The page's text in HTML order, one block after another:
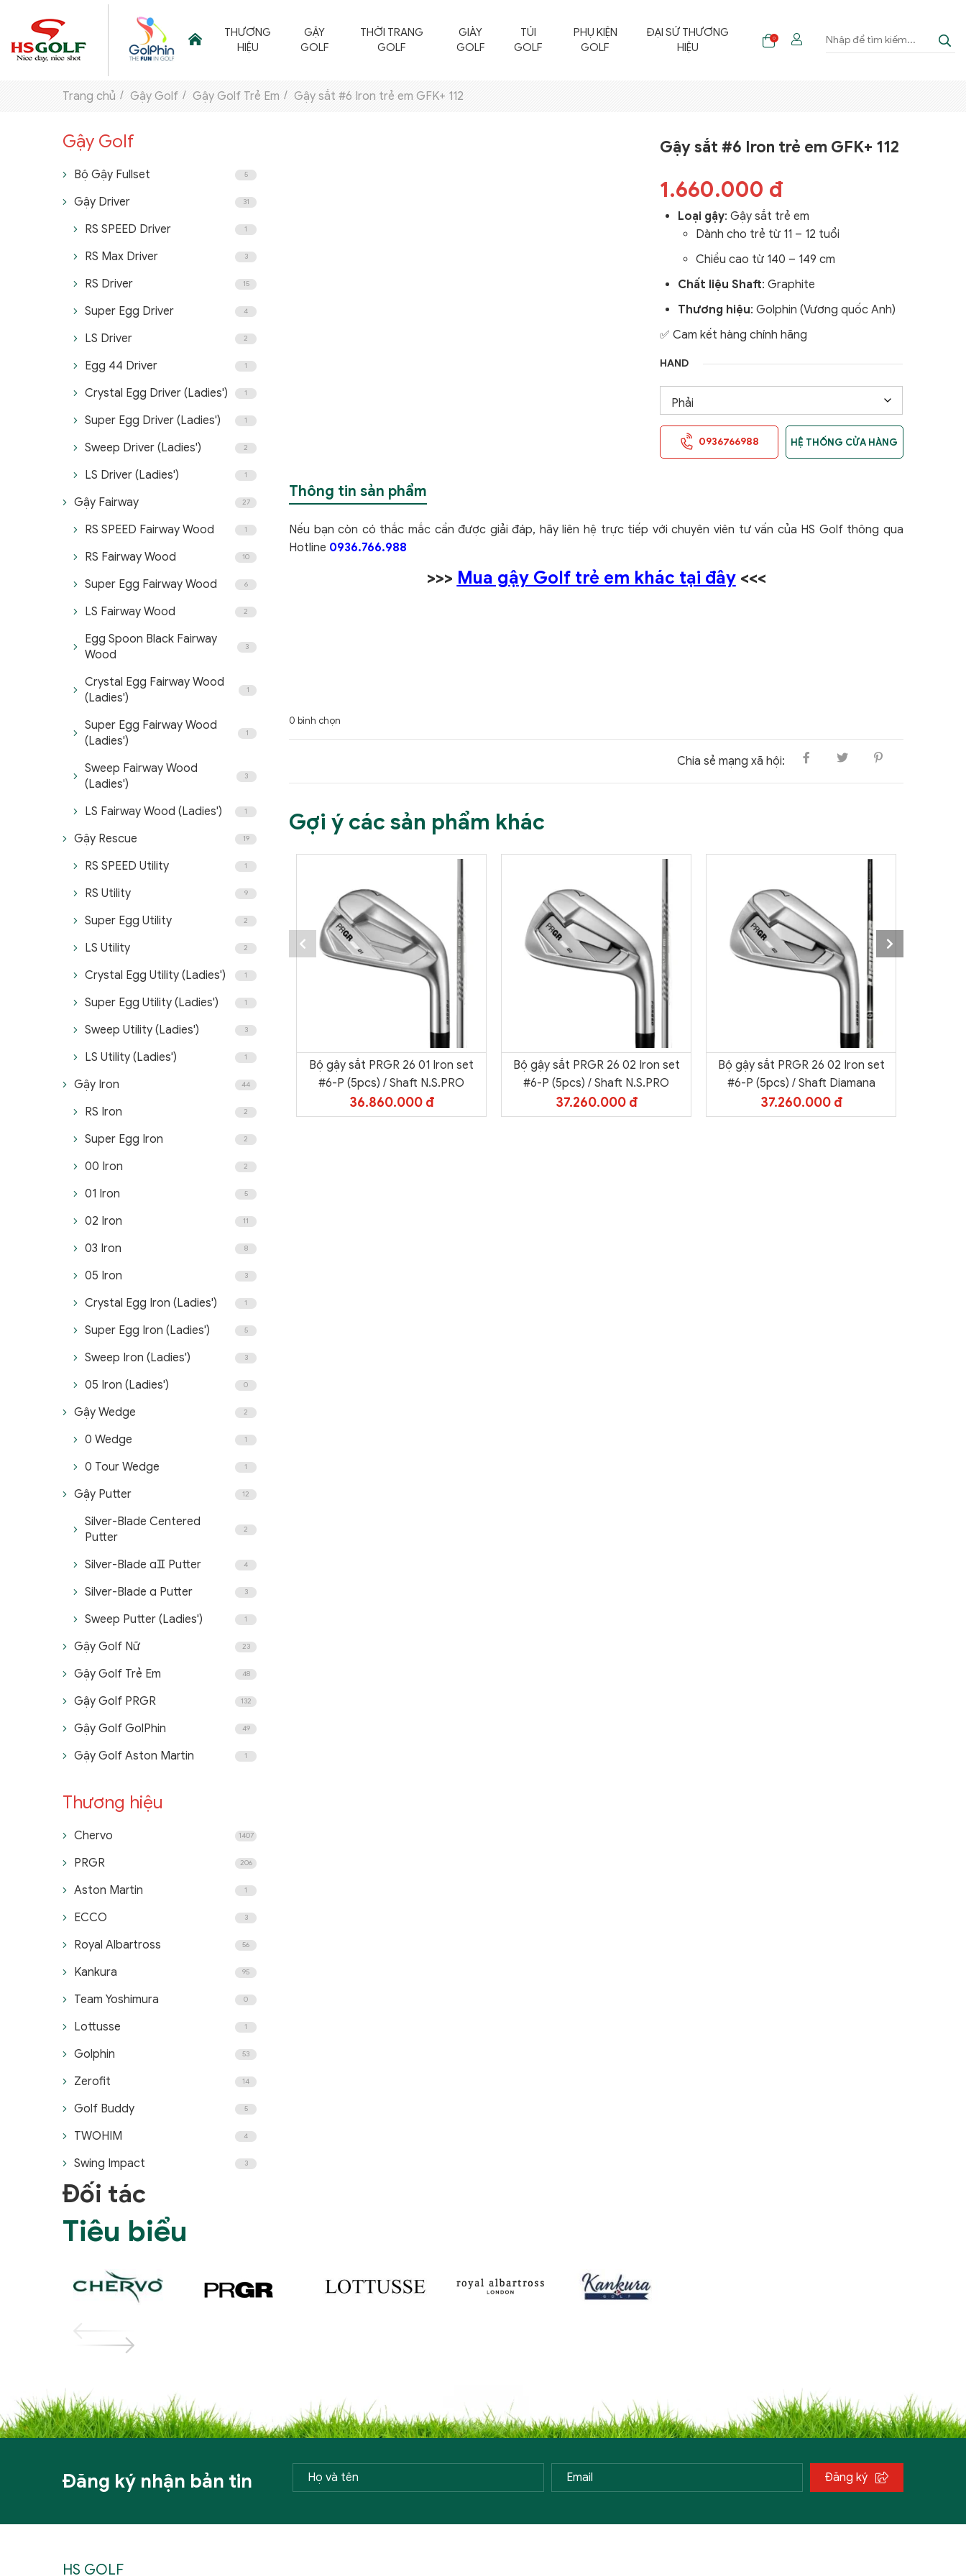
PHỤ KIỆN GOLF
ĐẠI SỨ THƯƠNG HIỆU
THƯƠNG
HIỆU
GẬY
GOLF
THỜI TRANG
GOLF
GIÀY
GOLF
TÚI
GOLF
PHỤ KIỆN
GOLF
ĐẠI SỨ THƯƠNG
HIỆU
0
Trang chủ Gậy Golf Gậy Golf Trẻ Em Gậy sắt #6 Iron trẻ em GFK+ 112
Gậy sắt #6 Iron trẻ em GFK+ 112
1.660.000 đ
Loại gậy: Gậy sắt trẻ em
Dành cho trẻ từ 11 – 12 tuổi
Chiều cao từ 140 – 149 cm
Chất liệu Shaft: Graphite
Thương hiệu: Golphin (Vương quốc Anh)
✅ Cam kết hàng chính hãng
HAND
0936766988 HỆ THỐNG CỬA HÀNG
Thông tin sản phẩm
Nếu bạn còn có thắc mắc cần được giải đáp, hãy liên hệ trực tiếp với chuyên viên tư vấn của HS Golf thông qua
Hotline 0936.766.988
>>> Mua gậy Golf trẻ em khác tại đây <<<
0 bình chọn
Chia sẻ mạng xã hội:
Gợi ý các sản phẩm khác
Bộ gậy sắt PRGR 26 01 Iron set
#6-P (5pcs) / Shaft N.S.PRO
36.860.000 đ
Bộ gậy sắt PRGR 26 02 Iron set
#6-P (5pcs) / Shaft N.S.PRO
37.260.000 đ
Bộ gậy sắt PRGR 26 02 Iron set
#6-P (5pcs) / Shaft Diamana
37.260.000 đ
Gậy Golf
Bộ Gậy Fullset 5
Gậy Driver 31
RS SPEED Driver 1
RS Max Driver 3
RS Driver 15
Super Egg Driver 4
LS Driver 2
Egg 44 Driver 1
Crystal Egg Driver (Ladies') 1
Super Egg Driver (Ladies') 1
Sweep Driver (Ladies') 2
LS Driver (Ladies') 1
Gậy Fairway 27
RS SPEED Fairway Wood 1
RS Fairway Wood 10
Super Egg Fairway Wood 6
LS Fairway Wood 2
Egg Spoon Black Fairway
Wood
3
Crystal Egg Fairway Wood
(Ladies')
1
Super Egg Fairway Wood
(Ladies')
1
Sweep Fairway Wood
(Ladies')
3
LS Fairway Wood (Ladies') 1
Gậy Rescue 19
RS SPEED Utility 1
RS Utility 9
Super Egg Utility 2
LS Utility 2
Crystal Egg Utility (Ladies') 1
Super Egg Utility (Ladies') 1
Sweep Utility (Ladies') 3
LS Utility (Ladies') 1
Gậy Iron 44
RS Iron 2
Super Egg Iron 2
00 Iron 2
01 Iron 5
02 Iron 11
03 Iron 8
05 Iron 3
Crystal Egg Iron (Ladies') 1
Super Egg Iron (Ladies') 5
Sweep Iron (Ladies') 3
05 Iron (Ladies') 0
Gậy Wedge 2
0 Wedge 1
0 Tour Wedge 1
Gậy Putter 12
Silver-Blade Centered
Putter
2
Silver-Blade αⅡ Putter 4
Silver-Blade α Putter 3
Sweep Putter (Ladies') 1
Gậy Golf Nữ 23
Gậy Golf Trẻ Em 48
Gậy Golf PRGR 132
Gậy Golf GolPhin 49
Gậy Golf Aston Martin 1
Thương hiệu
Chervo 1407
PRGR 206
Aston Martin 1
ECCO 3
Royal Albartross 56
Kankura 95
Team Yoshimura 0
Lottusse 1
Golphin 53
Zerofit 14
Golf Buddy 5
TWOHIM 4
Swing Impact 3
Đối tác
Tiêu biểu
Đăng ký nhận bản tin Đăng ký
HS GOLF